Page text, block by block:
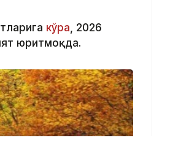
кўра, 2026
юритмоқда.